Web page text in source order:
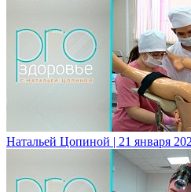
Натальей Цопиной | 21 января